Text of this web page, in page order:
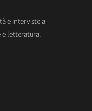
e interviste a
e letteratura.